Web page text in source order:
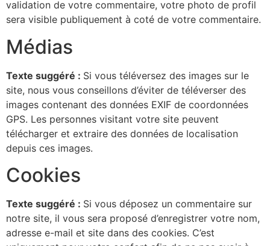
validation de votre commentaire, votre photo de profil
sera visible publiquement à coté de votre commentaire.
Médias
Texte suggéré : Si vous téléversez des images sur le
site, nous vous conseillons d’éviter de téléverser des
images contenant des données EXIF de coordonnées
GPS. Les personnes visitant votre site peuvent
télécharger et extraire des données de localisation
depuis ces images.
Cookies
Texte suggéré : Si vous déposez un commentaire sur
notre site, il vous sera proposé d’enregistrer votre nom,
adresse e-mail et site dans des cookies. C’est